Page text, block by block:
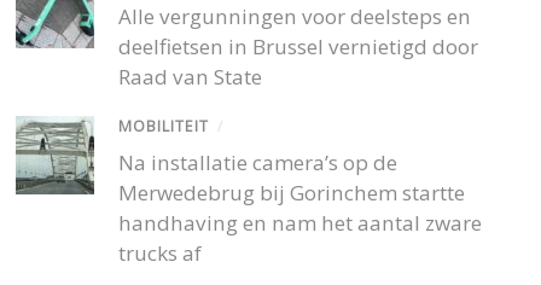
Alle vergunningen voor deelsteps en
deelfietsen in Brussel vernietigd door
Raad van State
MOBILITEIT /
Na installatie camera’s op de
Merwedebrug bij Gorinchem startte
handhaving en nam het aantal zware
trucks af